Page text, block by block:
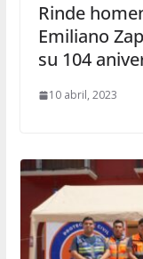
Rinde
Emiliano
su 104
10 abril, 2023